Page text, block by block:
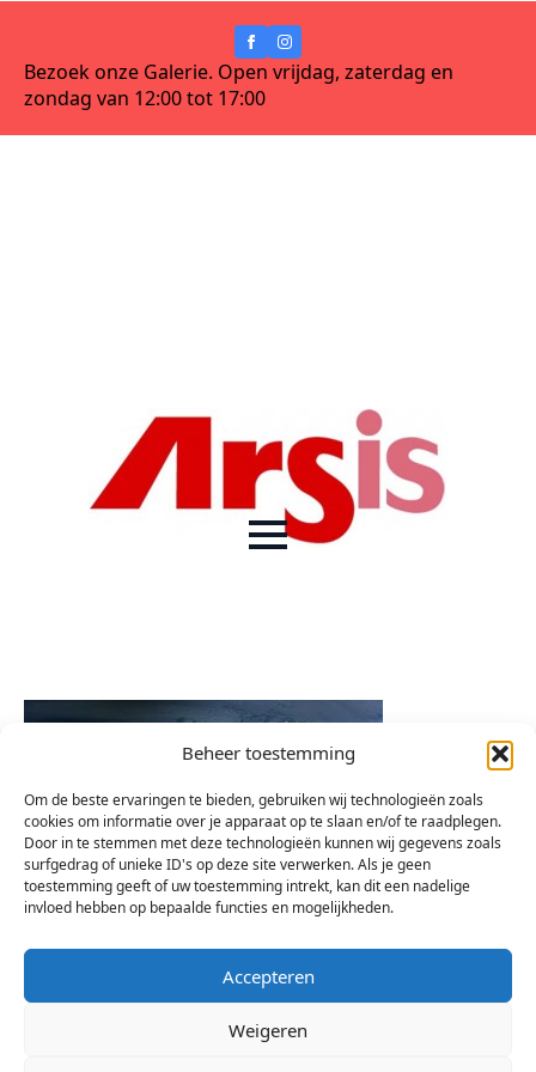
Beheer toestemming
Om de beste ervaringen te bieden, gebruiken wij technologieën zoals
cookies om informatie over je apparaat op te slaan en/of te raadplegen.
Door in te stemmen met deze technologieën kunnen wij gegevens zoals
surfgedrag of unieke ID's op deze site verwerken. Als je geen
toestemming geeft of uw toestemming intrekt, kan dit een nadelige
invloed hebben op bepaalde functies en mogelijkheden.
Accepteren
Weigeren
Bezoek onze Galerie. Open vrijdag, zaterdag en
zondag van 12:00 tot 17:00